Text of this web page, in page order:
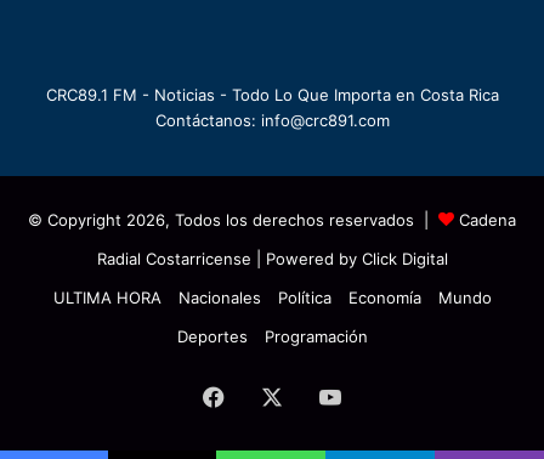
CRC89.1 FM - Noticias - Todo Lo Que Importa en Costa Rica
Contáctanos: info@crc891.com
© Copyright 2026, Todos los derechos reservados |
Cadena
Radial Costarricense | Powered by Click Digital
ULTIMA HORA
Nacionales Política Economía
Mundo
Deportes
Programación
Facebook YouTube